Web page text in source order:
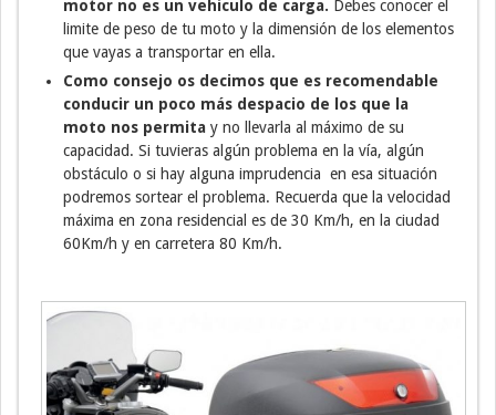
motor no es un vehículo de carga. Debes conocer el
limite de peso de tu moto y la dimensión de los elementos
que vayas a transportar en ella.
Como consejo os decimos que es recomendable
conducir un poco más despacio de los que la
moto nos permita y no llevarla al máximo de su
capacidad. Si tuvieras algún problema en la vía, algún
obstáculo o si hay alguna imprudencia en esa situación
podremos sortear el problema. Recuerda que la velocidad
máxima en zona residencial es de 30 Km/h, en la ciudad
60Km/h y en carretera 80 Km/h.